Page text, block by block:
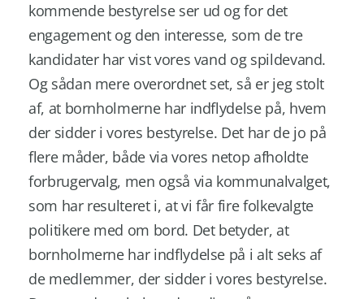
kommende bestyrelse ser ud og for det
engagement og den interesse, som de tre
kandidater har vist vores vand og spildevand.
Og sådan mere overordnet set, så er jeg stolt
af, at bornholmerne har indflydelse på, hvem
der sidder i vores bestyrelse. Det har de jo på
flere måder, både via vores netop afholdte
forbrugervalg, men også via kommunalvalget,
som har resulteret i, at vi får fire folkevalgte
politikere med om bord. Det betyder, at
bornholmerne har indflydelse på i alt seks af
de medlemmer, der sidder i vores bestyrelse.